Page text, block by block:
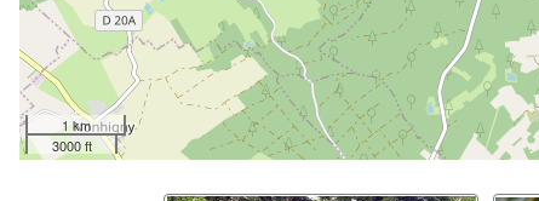
1 km
3000 ft